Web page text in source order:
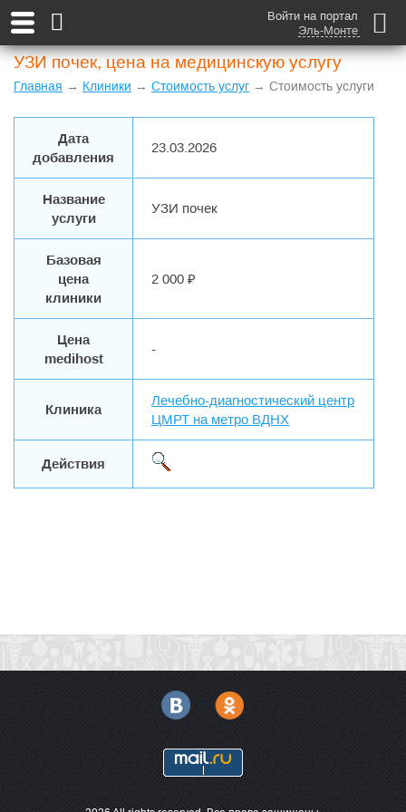
Войти на портал
Эль-Монте
УЗИ почек, цена на медицинскую услугу
Главная → Клиники → Стоимость услуг → Стоимость услуги
Дата
добавления
23.03.2026
Название
услуги
УЗИ почек
Базовая
цена
клиники
2 000 ₽
Цена
medihost
-
Клиника
Лечебно-диагностический центр
ЦМРТ на метро ВДНХ
Действия